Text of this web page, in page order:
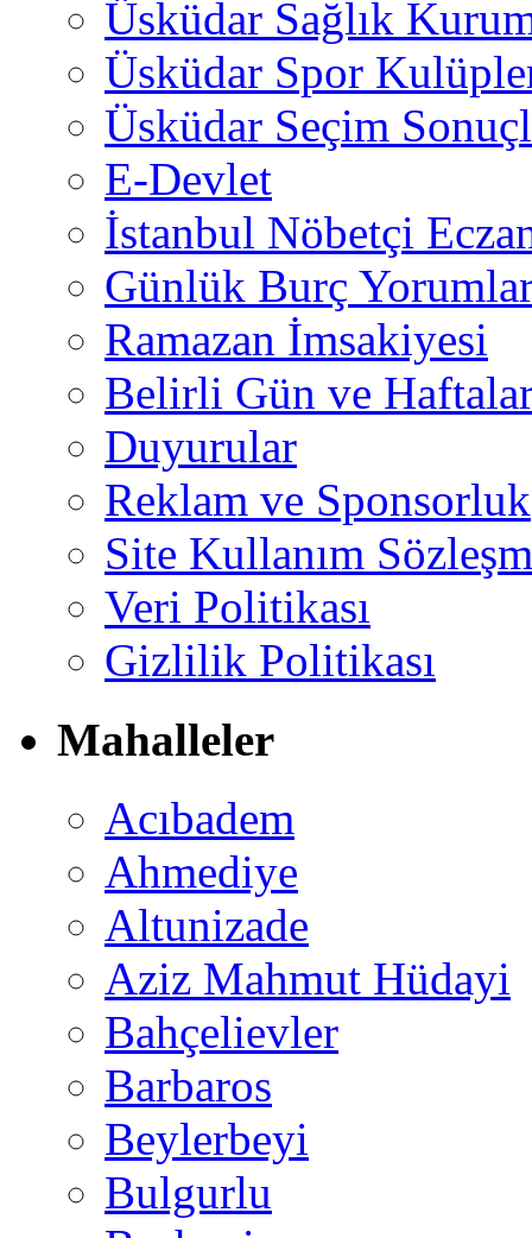
Üsküdar Sağlık
Üsküdar Spor
Üsküdar Seçim
E-Devlet
İstanbul Nöbetçi
Günlük Burç
Ramazan İmsakiyesi
Belirli Gün ve
Duyurular
Reklam ve Sponsorluk
Site Kullanım
Veri Politikası
Gizlilik Politikası
Mahalleler
Acıbadem
Ahmediye
Altunizade
Aziz Mahmut Hüdayi
Bahçelievler
Barbaros
Beylerbeyi
Bulgurlu